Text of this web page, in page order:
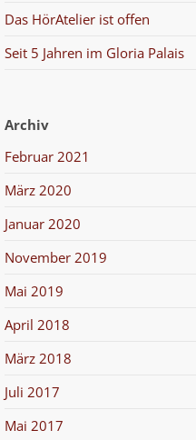
Das HörAtelier ist offen
Seit 5 Jahren im Gloria Palais
Archiv
Februar 2021
März 2020
Januar 2020
November 2019
Mai 2019
April 2018
März 2018
Juli 2017
Mai 2017